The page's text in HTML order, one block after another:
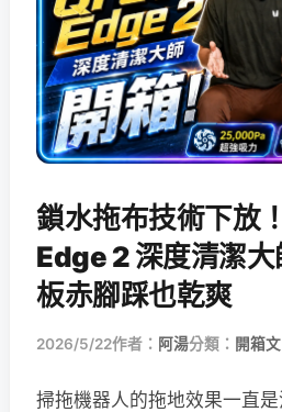
鎖水拖布技術下放
Edge 2 深度清潔
板赤腳踩也乾爽
2026/5/22作者： 阿湯分類： 開箱
掃拖機器人的拖地效果一直